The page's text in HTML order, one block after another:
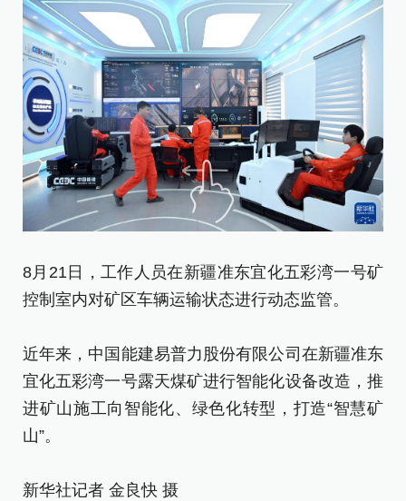
8月21日，工作人员在新疆准东宜化五彩湾一号矿
控制室内对矿区车辆运输状态进行动态监管。
近年来，中国能建易普力股份有限公司在新疆准东
宜化五彩湾一号露天煤矿进行智能化设备改造，推
进矿山施工向智能化、绿色化转型，打造“智慧矿
山”。
新华社记者 金良快 摄